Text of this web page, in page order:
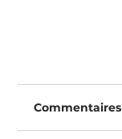
Commentaires